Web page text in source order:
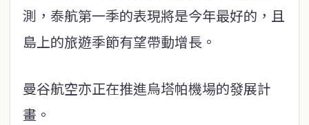
測，泰航第一季的表現將是今年最好的，且
島上的旅遊季節有望帶動增長。
曼谷航空亦正在推進烏塔帕機場的發展計
畫。